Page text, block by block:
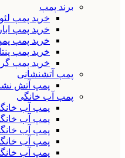
برند پمپ
خرید پمپ لئو
خرید پمپ ابارا
خرید پمپ
خرید پمپ
خرید پمپ
پمپ آتشنشانی
پمپ آتش
پمپ آب خانگی
پمپ آب خانگی
پمپ آب
پمپ آب
پمپ آب
پمپ آب